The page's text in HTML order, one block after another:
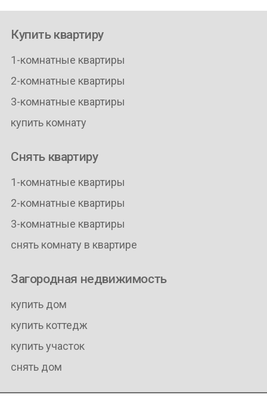
Купить квартиру
1-комнатные квартиры
2-комнатные квартиры
3-комнатные квартиры
купить комнату
Снять квартиру
1-комнатные квартиры
2-комнатные квартиры
3-комнатные квартиры
снять комнату в квартире
Загородная недвижимость
купить дом
купить коттедж
купить участок
снять дом